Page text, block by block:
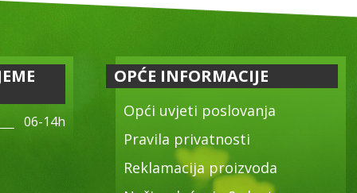
06-14h
OPĆE INFORMACIJE
Opći uvjeti poslovanja
Pravila privatnosti
Reklamacija proizvoda